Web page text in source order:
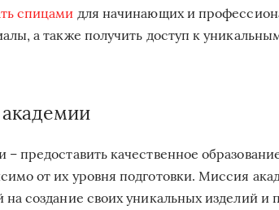
спицами для начинающих и
а также получить доступ к
предоставить качественное
от их уровня подготовки. Миссия
создание своих уникальных изделий и